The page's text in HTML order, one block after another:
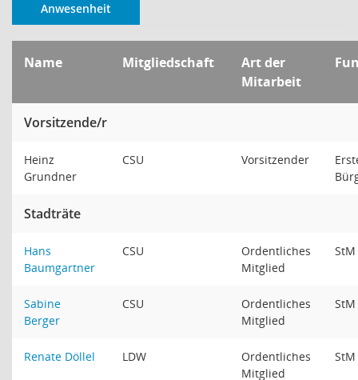
Anwesenheit
Name Mitgliedschaft
Art der
Mitarbeit
Vorsitzende/r
Heinz
Grundner
CSU Vorsitzender
Stadträte
Hans
Baumgartner
CSU
Ordentliches
Mitglied
StM
Sabine
Berger
CSU
Ordentliches
Mitglied
StM
Renate Döllel LDW
Ordentliches
Mitglied
StM